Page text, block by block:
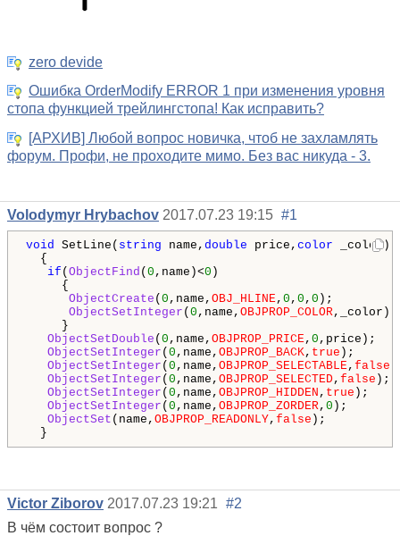
zero devide
Ошибка OrderModify ERROR 1 при изменения уровня
стопа функцией трейлингстопа! Как исправить?
[АРХИВ] Любой вопрос новичка, чтоб не захламлять
форум. Профи, не проходите мимо. Без вас никуда - 3.
Volodymyr Hrybachov 2017.07.23 19:15 #1
void SetLine( string name, double price, color _color)
{
if ( ObjectFind ( 0 ,name)<0 )
{
ObjectCreate ( 0 ,name, OBJ_HLINE, 0 , 0 , 0 );
ObjectSetInteger ( 0 ,name, OBJPROP_COLOR,_color);
}
ObjectSetDouble ( 0 ,name, OBJPROP_PRICE, 0 ,price);
ObjectSetInteger ( 0 ,name, OBJPROP_BACK, true );
ObjectSetInteger ( 0 ,name, OBJPROP_SELECTABLE, false
ObjectSetInteger ( 0 ,name, OBJPROP_SELECTED, false );
ObjectSetInteger ( 0 ,name, OBJPROP_HIDDEN , true );
ObjectSetInteger ( 0 ,name, OBJPROP_ZORDER, 0 );
ObjectSet (name, OBJPROP_READONLY, false );
}
Victor Ziborov 2017.07.23 19:21 #2
В чём состоит вопрос ?